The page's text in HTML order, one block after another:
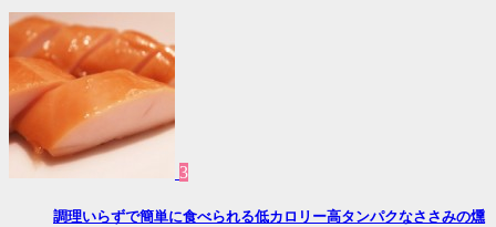
3
調理いらずで簡単に食べられる低カロリー高タンパクなささみの燻